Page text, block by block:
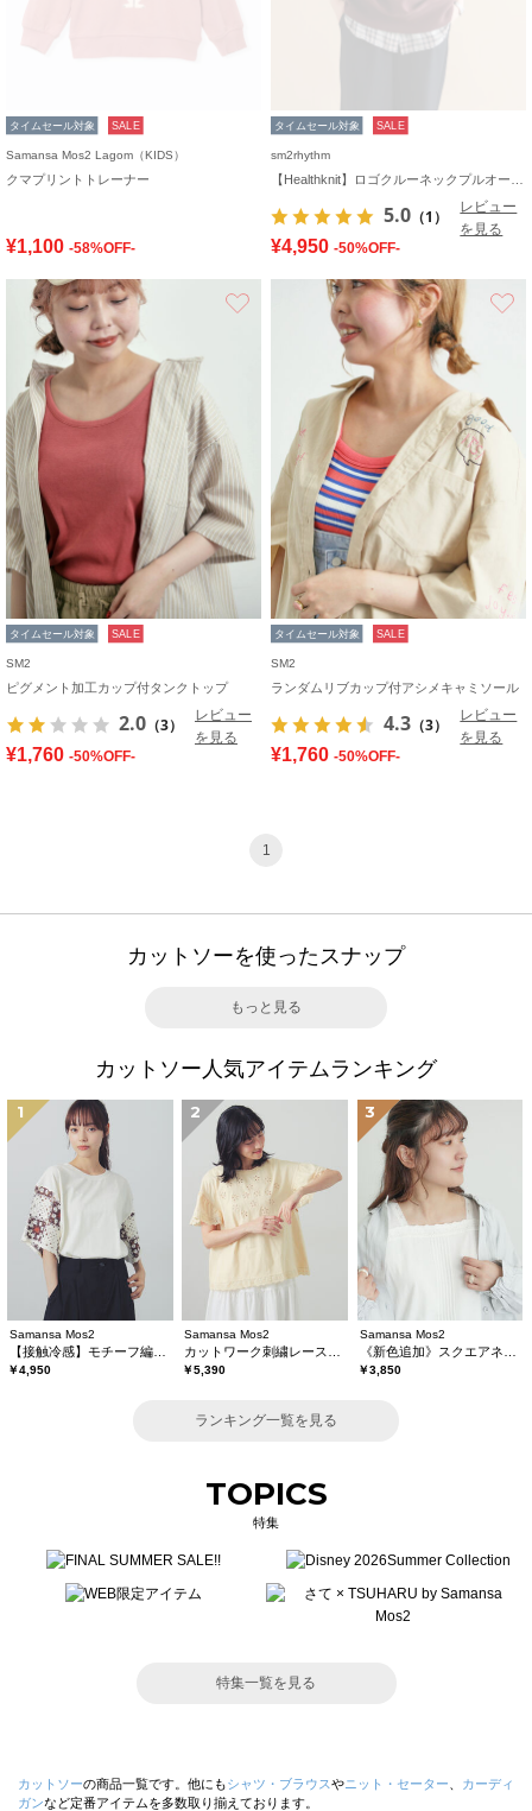
タイムセール対象 SALE
Samansa Mos2 Lagom（KIDS）
クマプリントトレーナー
¥1,100 -58%OFF-
タイムセール対象 SALE
sm2rhythm
5.0 （1）
レビュー
を見る
¥4,950 -50%OFF-
お気に入り
タイムセール対象 SALE
SM2
ピグメント加工カップ付タンクトップ
2.0 （3）
レビュー
を見る
¥1,760 -50%OFF-
タイムセール対象 SALE
SM2
ランダムリブカップ付アシメキャミソール
4.3 （3）
レビュー
を見る
¥1,760 -50%OFF-
1
カットソーを使ったスナップ
もっと見る
カットソー人気アイテムランキング
1
Samansa Mos2
￥4,950
2
Samansa Mos2
￥5,390
3
Samansa Mos2
￥3,850
ランキング一覧を見る
TOPICS
特集
特集一覧を見る
カットソーの商品一覧です。他にもシャツ・ブラウスやニット・セーター
カーディ
ガンなど定番アイテムを多数取り揃えております。